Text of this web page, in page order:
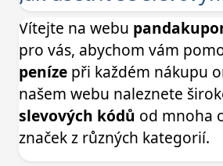
Vítejte na webu
pro vás, abychom vám
peníze při každém nákupu
našem webu naleznete
slevových kódů od mnoha
značek z různých kategorií.